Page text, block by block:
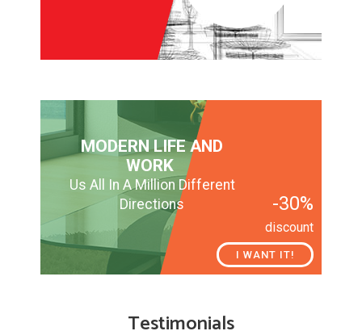
MODERN LIFE AND
WORK
Us All In A Million Different
Directions
-30%
discount
I WANT IT!
Testimonials